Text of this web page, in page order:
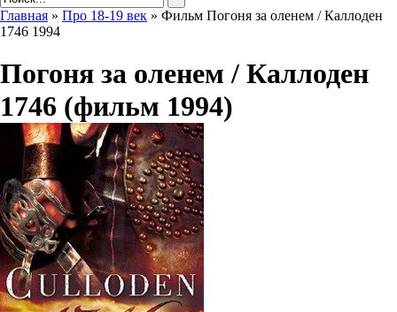
Главная » Про 18-19 век » Фильм Погоня за оленем / Каллоден
1746 1994
Погоня за оленем / Каллоден
1746 (фильм 1994)